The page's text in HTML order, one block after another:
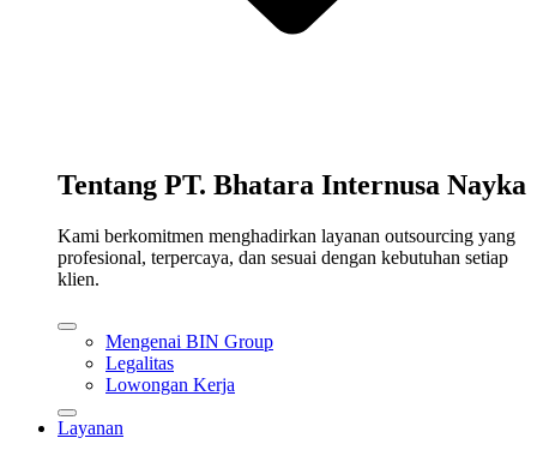
Tentang PT. Bhatara Internusa Nayka
Kami berkomitmen menghadirkan layanan outsourcing yang
profesional, terpercaya, dan sesuai dengan kebutuhan setiap
klien.
Mengenai BIN Group
Legalitas
Lowongan Kerja
Layanan